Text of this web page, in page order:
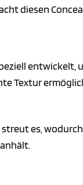
diesen
entwickelt,
Textur
es,